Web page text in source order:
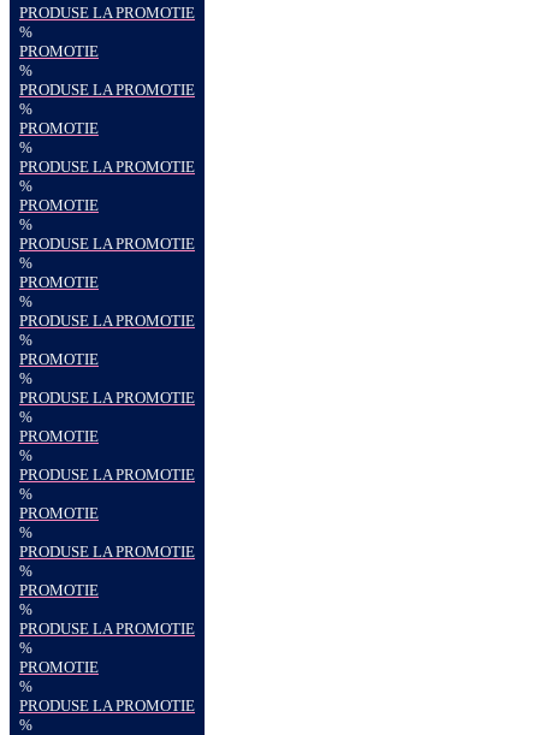
PRODUSE LA PROMOTIE
%
PROMOTIE
%
PRODUSE LA PROMOTIE
%
PROMOTIE
%
PRODUSE LA PROMOTIE
%
PROMOTIE
%
PRODUSE LA PROMOTIE
%
PROMOTIE
%
PRODUSE LA PROMOTIE
%
PROMOTIE
%
PRODUSE LA PROMOTIE
%
PROMOTIE
%
PRODUSE LA PROMOTIE
%
PROMOTIE
%
PRODUSE LA PROMOTIE
%
PROMOTIE
%
PRODUSE LA PROMOTIE
%
PROMOTIE
%
PRODUSE LA PROMOTIE
%